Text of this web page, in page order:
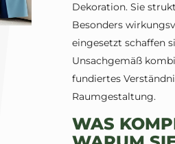
Dekoration. Sie
Besonders
eingesetzt schaffen
Unsachgemäß
fundiertes
Raumgestaltung.
WAS